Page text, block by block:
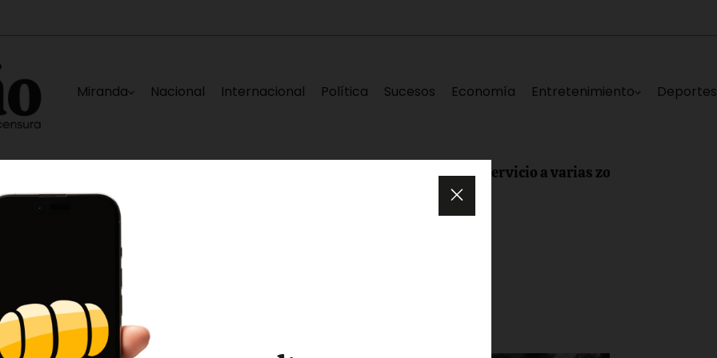
Miranda Nacional Internacional Política Sucesos Economía Entretenimiento Deportes
en La Guaira Nueva falla eléctrica deja sin servicio a varias zonas de Los Teques este sábado